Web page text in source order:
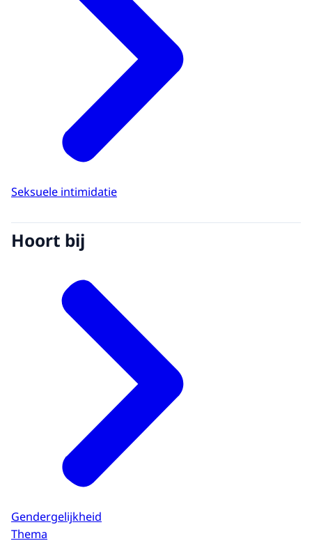
Seksuele intimidatie
Hoort bij
Gendergelijkheid
Thema